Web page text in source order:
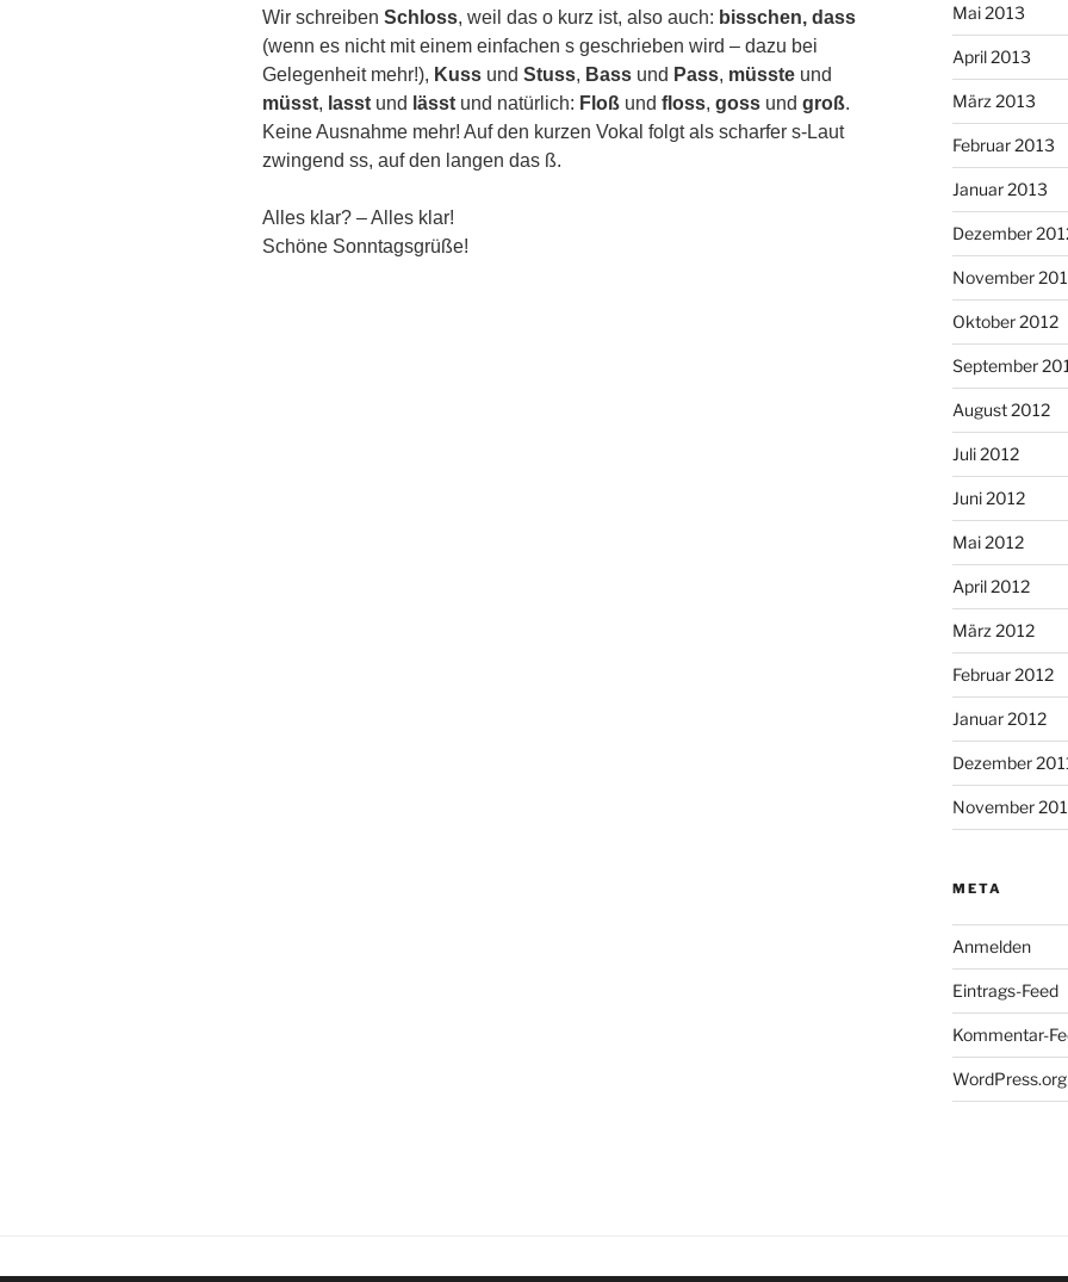
Wir schreiben Schloss, weil das o kurz ist, also auch: bisschen, dass
(wenn es nicht mit einem einfachen s geschrieben wird – dazu bei
Gelegenheit mehr!), Kuss und Stuss, Bass und Pass, müsste und
müsst, lasst und lässt und natürlich: Floß und floss, goss und groß.
Keine Ausnahme mehr! Auf den kurzen Vokal folgt als scharfer s-Laut
zwingend ss, auf den langen das ß.
Alles klar? – Alles klar!
Schöne Sonntagsgrüße!
Mai 2013
April 2013
März 2013
Februar 2013
Januar 2013
Dezember
November
Oktober 2012
September
August 2012
Juli 2012
Juni 2012
Mai 2012
April 2012
März 2012
Februar 2012
Januar 2012
Dezember
November
META
Anmelden
Eintrags-Feed
Kommentar-
WordPress.org